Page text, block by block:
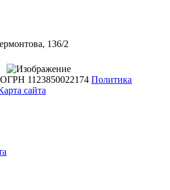
136/2
ОГРН 1123850022174 Политика
сайта